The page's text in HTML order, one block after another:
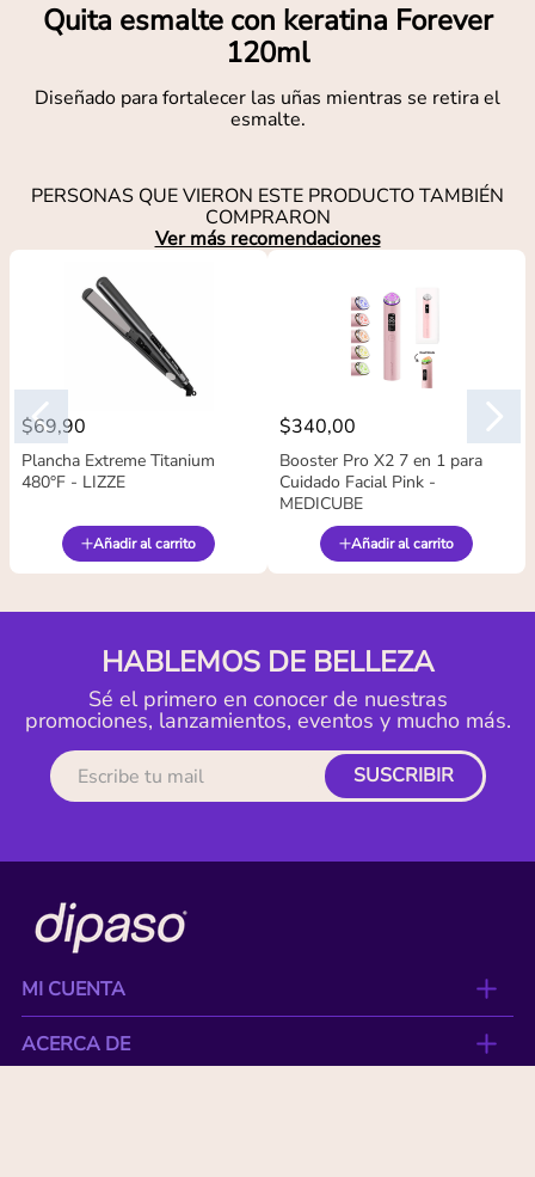
Quita esmalte con keratina Forever
120ml
Diseñado para fortalecer las uñas mientras se retira el
esmalte.
PERSONAS QUE VIERON ESTE PRODUCTO TAMBIÉN
COMPRARON
Ver más recomendaciones
$69,90
Plancha Extreme Titanium
480°F - LIZZE
Añadir al carrito
$340,00
Booster Pro X2 7 en 1 para
Cuidado Facial Pink -
MEDICUBE
Añadir al carrito
HABLEMOS DE BELLEZA
Sé el primero en conocer de nuestras
promociones, lanzamientos, eventos y mucho más.
SUSCRIBIR
MI CUENTA
ACERCA DE